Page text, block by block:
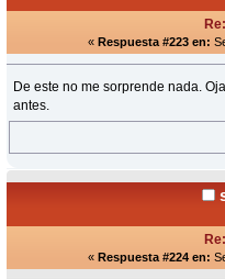
« Respuesta #223 en:
De este no me sorprende nada.
antes.
« Respuesta #224 en: